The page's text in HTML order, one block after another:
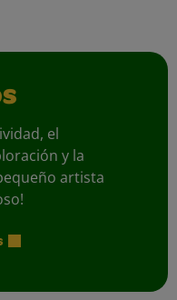
el
y la
artista